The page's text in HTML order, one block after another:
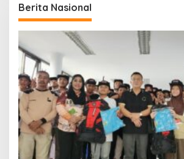
Berita Nasional